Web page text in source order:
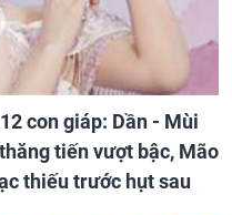
con giáp: Dần - Mùi
tiến vượt bậc, Mão
thiếu trước hụt sau